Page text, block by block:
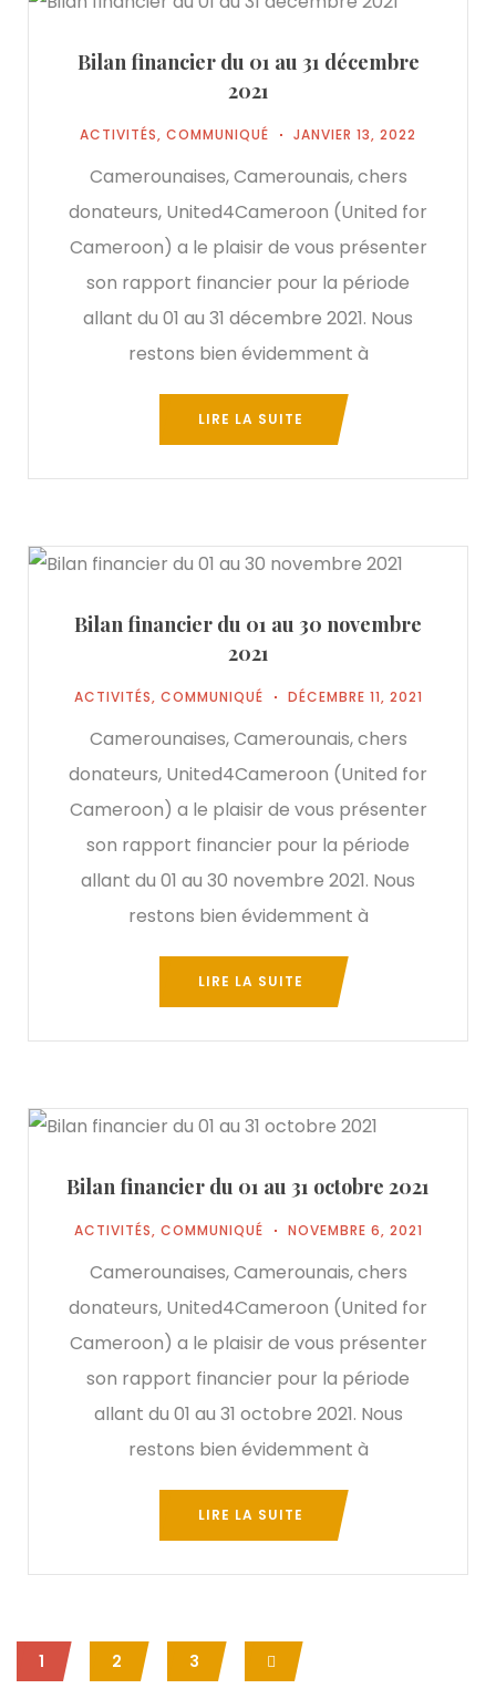
Bilan financier du 01 au 31 décembre
2021
ACTIVITÉS, COMMUNIQUÉ JANVIER 13, 2022
Camerounaises, Camerounais, chers
donateurs, United4Cameroon (United for
Cameroon) a le plaisir de vous présenter
son rapport financier pour la période
allant du 01 au 31 décembre 2021. Nous
restons bien évidemment à
LIRE LA SUITE
Bilan financier du 01 au 30 novembre
2021
ACTIVITÉS, COMMUNIQUÉ DÉCEMBRE 11, 2021
Camerounaises, Camerounais, chers
donateurs, United4Cameroon (United for
Cameroon) a le plaisir de vous présenter
son rapport financier pour la période
allant du 01 au 30 novembre 2021. Nous
restons bien évidemment à
LIRE LA SUITE
Bilan financier du 01 au 31 octobre 2021
ACTIVITÉS, COMMUNIQUÉ NOVEMBRE 6, 2021
Camerounaises, Camerounais, chers
donateurs, United4Cameroon (United for
Cameroon) a le plaisir de vous présenter
son rapport financier pour la période
allant du 01 au 31 octobre 2021. Nous
restons bien évidemment à
LIRE LA SUITE
1 2 3